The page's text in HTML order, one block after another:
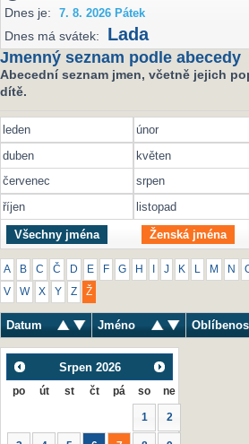
Dnes je:
7. 8. 2026 Pátek
Dnes má svátek: Lada
Jmenný seznam podle abecedy
Abecední seznam jmen, včetně jejich
dítě.
leden únor
duben
květen
červenec
srpen
říjen
listopad
Všechny jména Ženská jména
A B C Č D E F G H J K M N
V W X Y Z Ž
Datum Jméno
Srpen 2026
po út st čt pá so ne
1 2